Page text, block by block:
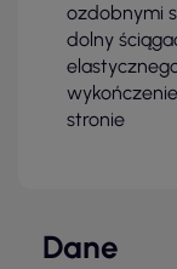
ozdobnymi
dolny
stronie
Dane